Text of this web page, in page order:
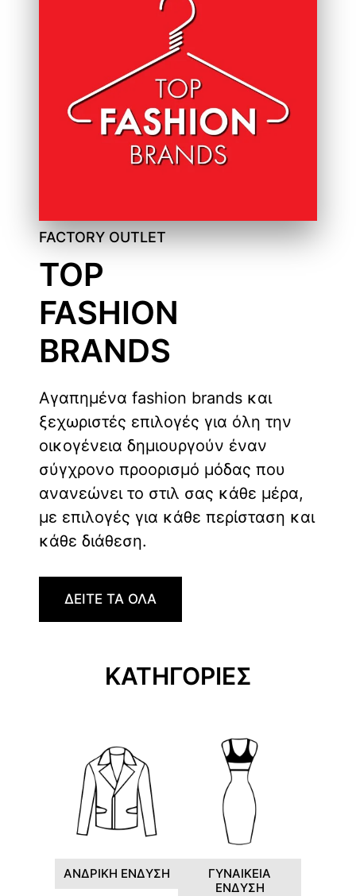
FACTORY OUTLET
TOP
FASHION
BRANDS
Αγαπημένα fashion brands και
ξεχωριστές επιλογές για όλη την
οικογένεια δημιουργούν έναν
σύγχρονο προορισμό μόδας που
ανανεώνει το στιλ σας κάθε μέρα,
με επιλογές για κάθε περίσταση και
κάθε διάθεση.
ΔΕΙΤΕ ΤΑ ΟΛΑ
ΚΑΤΗΓΟΡΙΕΣ
ΑΝΔΡΙΚΗ ΕΝΔΥΣΗ
ΓΥΝΑΙΚΕΙΑ
ΕΝΔΥΣΗ